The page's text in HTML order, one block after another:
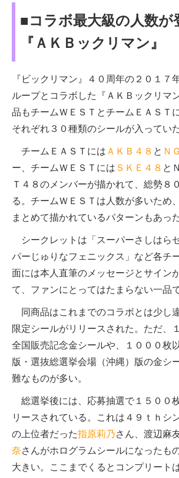
■コラボ最大級の人数が
『ＡＫＢックリマン』
『ビックリマン』４０周年の２０１７
ループとコラボした『ＡＫＢックリマ
品もチームＷＥＳＴとチームＥＡＳＴ
それぞれ３０種類のシールが入っていた
チームＥＡＳＴには ＡＫＢ４８ と Ｎ
ー、チームＷＥＳＴには ＳＫＥ４８ と
Ｔ４８のメンバーが描かれて、総勢８
る。チームＷＥＳＴは人数が多いため
まとめて描かれているパターンもあった
シークレットは「スーパーさしはら
パーじゅりなフェニックス」など各チ
面には本人直筆のメッセージとサイン
て、ファンにとってはたまらない一品
同商品はこれまでのコラボとは少し
限定シールがリリースされた。ただ、
全国販売記念金シールや、１０００枚
版・選抜総選挙会場（沖縄）版の金シ
難なものが多い。
総選挙後には、応募抽選で１５００
リースされている。これは４９ｔｈシ
の上位者だった指原莉乃さん、渡辺麻
奈さんがホログラムシールになったも
大きい。ここまでくるとコンプリート